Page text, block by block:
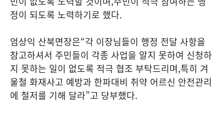
정이 되도록 노력하기로 했다.
엄상익 산북면장은“각 이장님들이 행정 전달 사항을
참고하셔서 주민들이 각종 사업을 알지 못하여 신청하
지 못하는 일이 없도록 적극 협조 부탁드리며,특히 겨
울철 화재사고 예방과 한파대비 취약 어르신 안전관리
에 철저를 기해 달라”고 당부했다.